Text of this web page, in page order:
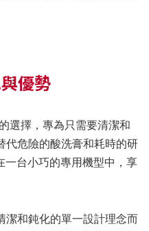
優勢
選擇，專為只需要清潔和
代危險的酸洗膏和耗時的研
一台小巧的專用機型中，享
潔和鈍化的單一設計理念而